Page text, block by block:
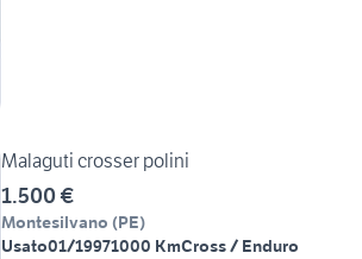
Malaguti crosser polini
1.500 €
Montesilvano (PE)
Usato01/19971000 KmCross / Enduro